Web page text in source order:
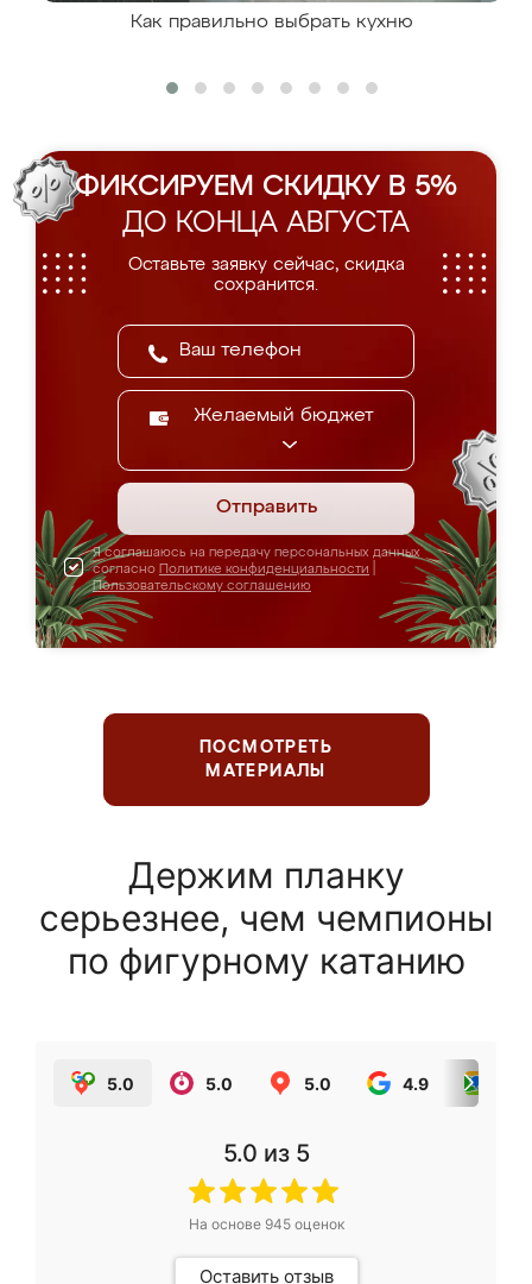
Как правильно выбрать кухню
ФИКСИРУЕМ СКИДКУ В 5%
ДО КОНЦА АВГУСТА
Оставьте заявку сейчас, скидка
сохранится.
Желаемый бюджет
Отправить
Я соглашаюсь на передачу персональных данных
согласно Политике конфиденциальности
Пользовательскому соглашению
ПОСМОТРЕТЬ
МАТЕРИАЛЫ
Держим планку
серьезнее, чем чемпионы
по фигурному катанию
5.0 5.0 5.0 4.9
5.0 из 5
На основе 945оценок
Оставить отзыв